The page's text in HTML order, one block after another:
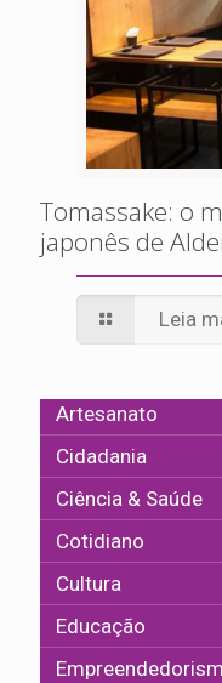
Tomassake: o
japonês de
Leia
Artesanato
Cidadania
Ciência & Saúde
Cotidiano
Cultura
Educação